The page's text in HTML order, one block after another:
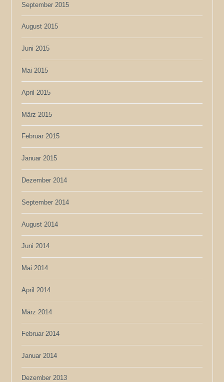
September 2015
August 2015
Juni 2015
Mai 2015
April 2015
März 2015
Februar 2015
Januar 2015
Dezember 2014
September 2014
August 2014
Juni 2014
Mai 2014
April 2014
März 2014
Februar 2014
Januar 2014
Dezember 2013